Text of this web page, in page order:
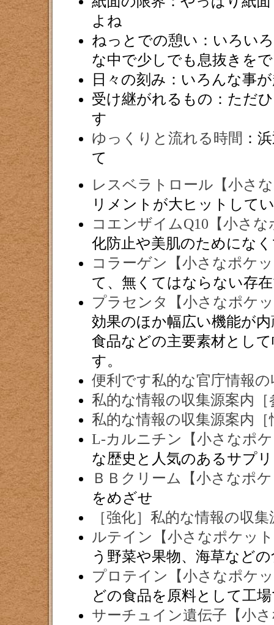
よね
ねっとでの憩い：いろい
な中で少しでも息抜きを
日々の刻み：いろんな事
受け継がれるもの：ただ
す
ゆっくりと流れる時間 ：
て
レスベラトロール【小さ
リメントが大ヒットして
コエンザイムQ10【小さ
化防止や美肌のためにな
コラーゲン【小さなポケ
て、無くてはならない存
プラセンタ【小さなポケ
効果のほか幅広い機能が
食品などの主要素材とし
す。
便利です私的な官庁情報
私的な情報の収集源案内［
私的な情報の収集源案内［
L-カルニチン【小さなポ
な歴史と人気のあるサプ
ＢＢクリーム【小さなポ
をめざせ
［強化］私的な情報の収
ルテイン【小さなポケッ
う野菜や果物、海草など
プロテイン【小さなポケ
どの食品を原料として工
サーチュイン遺伝子【小